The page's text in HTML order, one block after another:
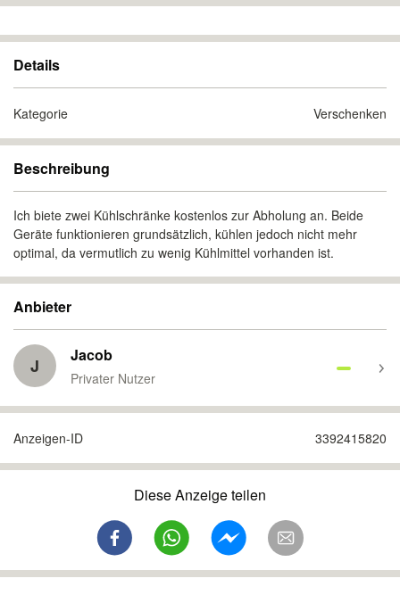
Details
Kategorie Verschenken
Beschreibung
Ich biete zwei Kühlschränke kostenlos zur Abholung an. Beide
Geräte funktionieren grundsätzlich, kühlen jedoch nicht mehr
optimal, da vermutlich zu wenig Kühlmittel vorhanden ist.
Anbieter
J Jacob
Privater Nutzer
Anzeigen-ID 3392415820
Diese Anzeige teilen